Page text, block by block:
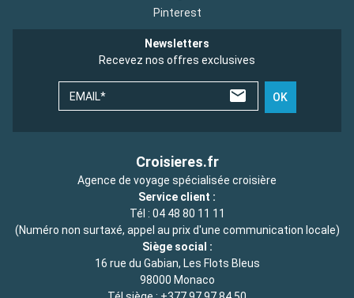
Pinterest
Newsletters
Recevez nos offres exclusives
EMAIL* OK
Croisieres.fr
Agence de voyage spécialisée croisière
Service client :
Tél : 04 48 80 11 11
(Numéro non surtaxé, appel au prix d'une communication locale)
Siège social :
16 rue du Gabian, Les Flots Bleus
98000 Monaco